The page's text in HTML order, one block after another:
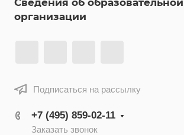
Сведения об образовательной
организации
Подписаться на рассылку
+7 (495) 859-02-11
Заказать звонок